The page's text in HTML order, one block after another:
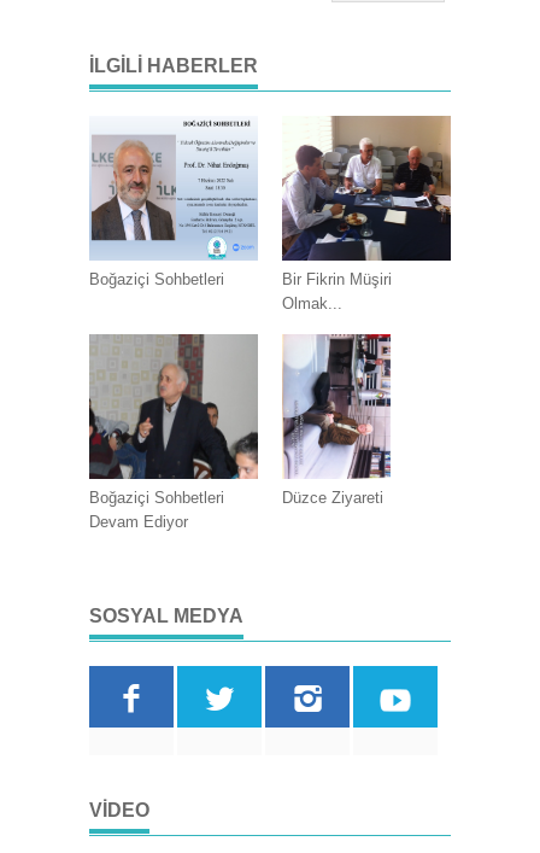
İLGILI HABERLER
Boğaziçi Sohbetleri
Bir Fikrin Müşiri
Olmak...
Boğaziçi Sohbetleri
Devam Ediyor
Düzce Ziyareti
SOSYAL MEDYA
VIDEO